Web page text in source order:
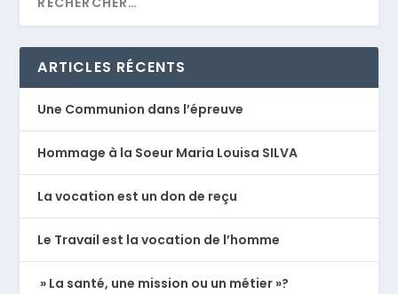
ARTICLES RÉCENTS
Une Communion dans l’épreuve
Hommage à la Soeur Maria Louisa SILVA
La vocation est un don de reçu
Le Travail est la vocation de l’homme
» La santé, une mission ou un métier »?